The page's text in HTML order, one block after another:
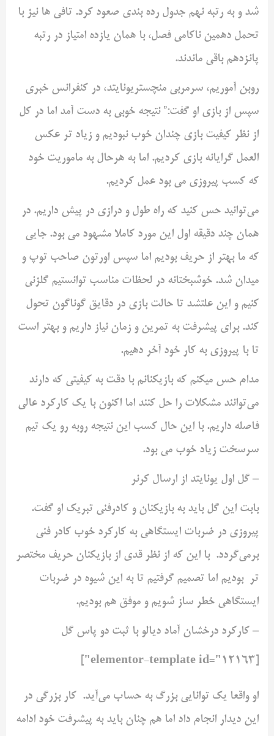
شد و به رتبه نهم جدول رده بندی صعود کرد. تافی ها نیز با
تحمل دهمین ناکامی فصل، با همان یازده امتیاز در رتبه
پانزدهم باقی ماندند.
روبن آموریم، سرمربی منچستریونایتد، در کنفرانس خبری
سپس از بازی او گفت:” نتیجه خوبی به دست آمد اما در کل
از نظر کیفیت بازی چندان خوب نبودیم و زیاد تر عکس
العمل گرایانه بازی کردیم. اما به هرحال به ماموریت خود
که کسب پیروزی می بود عمل کردیم.
می‌توانید حس کنید که راه طول و درازی در پیش‌ داریم. در
همان چند دقیقه اول این مورد کاملا مشهود می بود. جایی
که ما بهتر از حریف بودیم اما سپس اورتون صاحب توپ و
میدان شد. خوشبختانه در لحظات مناسب توانستیم گلزنی‌
کنیم و این علتشد تا حالت بازی در دقایق گوناگون تحول
کند. برای پیشرفت به تمرین و زمان نیاز داریم و بهتر است
تا با پیروزی به کار خود آخر دهیم.
مدام حس میکنم که بازیکنانم با دقت به کیفیتی که دارند
می‌توانند مشکلات را حل کنند اما اکنون با یک کارکرد عالی
فاصله داریم. با این حال کسب این نتیجه روبه رو یک تیم
سرسخت زیاد خوب می بود.
– گل اول یونایتد از ارسال کرنر
بابت این گل باید به بازیکنان و کادرفنی تبریک او گفت.
پیروزی در ضربات ایستگاهی به کارکرد خوب کادر فنی
برمی‌گردد. با این که از نظر قدی از بازیکنان حریف مختصر
تر بودیم اما تصمیم گرفتیم تا به این شیوه در ضربات
ایستگاهی خطر ساز شویم و موفق هم بودیم.
– کارکرد درخشان آماد دیالو با ثبت دو پاس گل
او واقعا یک توانایی بزرگ به حساب می‌آید. کار بزرگی در
این دیدار انجام داد اما هم چنان باید به پیشرفت خود ادامه